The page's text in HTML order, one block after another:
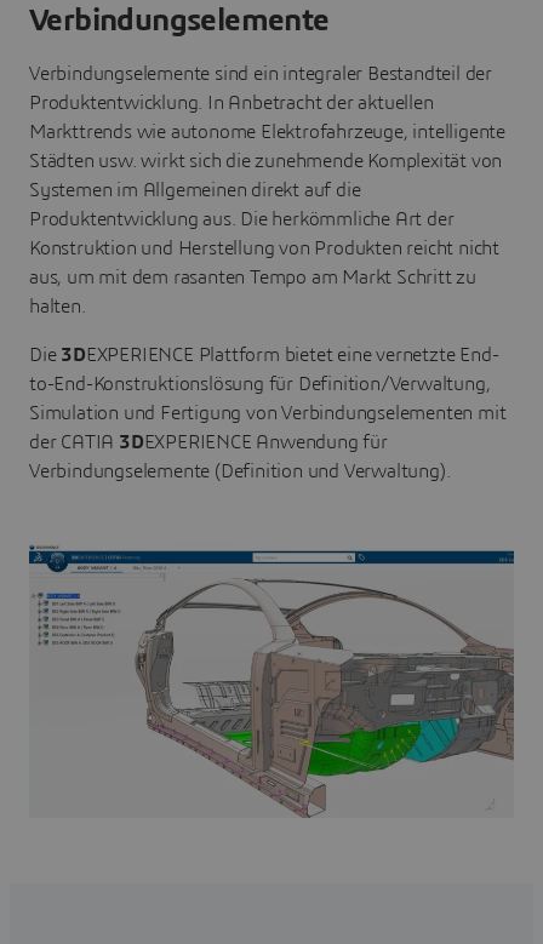
Verbindungselemente
Verbindungselemente sind ein integraler Bestandteil der
Produktentwicklung. In Anbetracht der aktuellen
Markttrends wie autonome Elektrofahrzeuge, intelligente
Städten usw. wirkt sich die zunehmende Komplexität von
Systemen im Allgemeinen direkt auf die
Produktentwicklung aus. Die herkömmliche Art der
Konstruktion und Herstellung von Produkten reicht nicht
aus, um mit dem rasanten Tempo am Markt Schritt zu
halten.
Die 3DEXPERIENCE Plattform bietet eine vernetzte End-
to-End-Konstruktionslösung für Definition/Verwaltung,
Simulation und Fertigung von Verbindungselementen mit
der CATIA 3DEXPERIENCE Anwendung für
Verbindungselemente (Definition und Verwaltung).